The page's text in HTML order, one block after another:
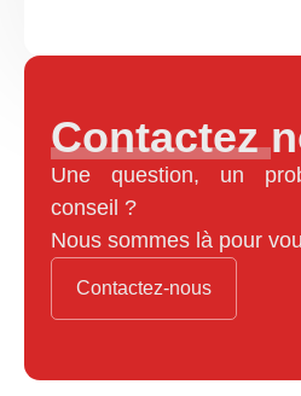
Contactez
Une question, un
conseil ?
Nous sommes là pour
Contactez-nous